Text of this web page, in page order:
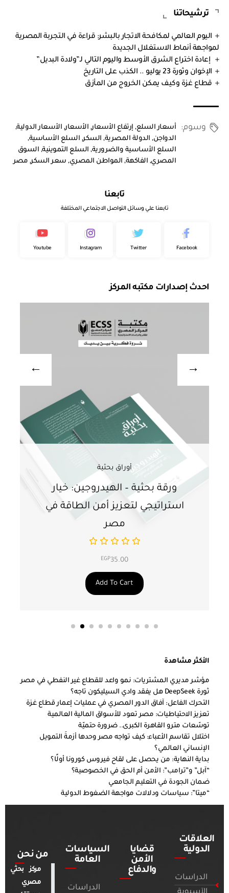
ترشيحاتنا
اليوم العالمي لمكافحة الاتجار بالبشر: قراءة في التجربة المصرية
لمواجهة أنماط الاستغلال الجديدة
إعادة اختراع الشرق الأوسط واليوم التالي لـ”ولادة البديل”
الإخوان وثورة 23 يوليو .. الكذب على التاريخ
قطاع غزة وكيف يمكن الخروج من المأزق
وسوم: أسعار السلع,إرتفاع الأسعار,الأسعار,الأسعار الدولية,
الدواجن,الدولة المصرية,السكر,السلع الأساسية,
السلع الأساسية والضرورية,السلع التموينية,السوق
المصري ,الفاكهة,المواطن المصري,سعر السكر,مصر
تابعنا
تابعنا علي وسائل التواصل الاجتماعي المختلفة
Facebook
Twitter
Instagram
Youtube
احدث إصدارات مكتبه المركز
أوراق بحثية
ورقة بحثية – الهيدروجين: خيار
استراتيجي لتعزيز أمن الطاقة في
مصر
EGP35.00
Add To Cart
الأكثر مشاهدة
مؤشر مديري المشتريات: نمو واعد للقطاع غير النفطي في مصر
ثورة DeepSeek هل يفقد وادي السيليكون تاجه؟
التحرك الفاعل: آفاق الدور المصري في عمليات إعمار قطاع غزة
تعزيز الاحتياطيات: مصر تعود للأسواق المالية العالمية
توسّعات مترو القاهرة الكبرى.. ضرورة حتميّة
اختلال تقاسم الأعباء: كيف تواجه مصر وحدها أزمةَ التمويل
الإنساني العالمي؟
بداية النهاية: من يحصل على لقاح فيروس كورونا أولًا؟
“آبل” و”ترامب”: الأمن أم الحق في الخصوصية؟
ضمان الجودة في التعليم الجامعي
“ميتا”: سياسات ودلالات مواجهة الضغوط الدولية
العلاقات
الدولية
الدراسات
قضايا
الأمن
والدفاع
السياسات
العامة
الدراسات
من نحن
مركز بحثي
مصري